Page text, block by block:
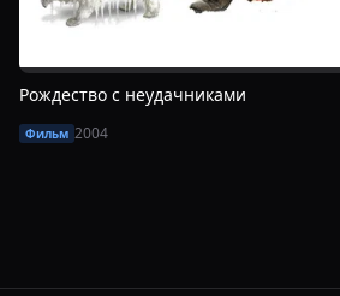
Рождество с неудачниками
Фильм 2004